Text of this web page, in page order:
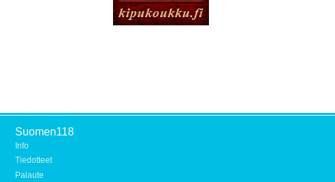
Suomen118
Info
Tiedotteet
Palaute